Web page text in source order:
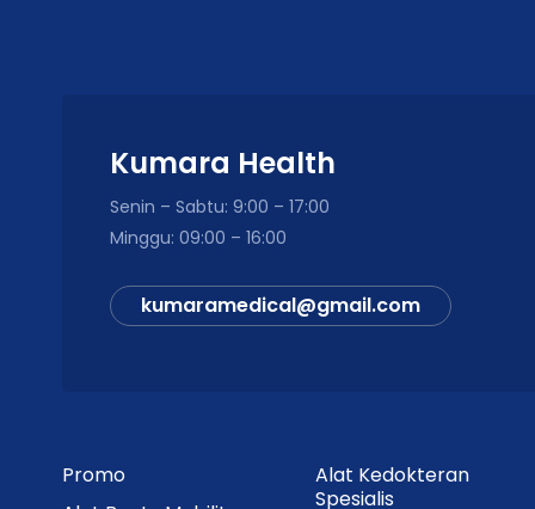
Kumara Health
Senin – Sabtu: 9:00 – 17:00
Minggu: 09:00 – 16:00
kumaramedical@gmail.com
Promo
Alat Kedokteran
Spesialis